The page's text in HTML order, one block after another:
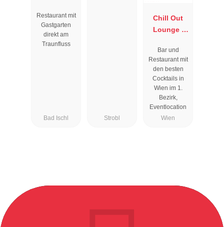
Zauner
Esplanade
Restaurant mit
Gastgarten
direkt am
Traunfluss
Bad Ischl Strobl
Chill Out
Lounge I
Wien
Bar und
Restaurant mit
den besten
Cocktails in
Wien im 1.
Bezirk,
Eventlocation
Wien